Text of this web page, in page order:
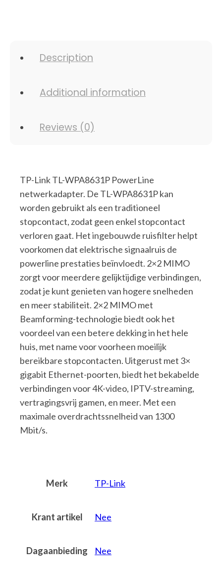
Description
Additional information
Reviews (0)
TP-Link TL-WPA8631P PowerLine
netwerkadapter. De TL-WPA8631P kan
worden gebruikt als een traditioneel
stopcontact, zodat geen enkel stopcontact
verloren gaat. Het ingebouwde ruisfilter helpt
voorkomen dat elektrische signaalruis de
powerline prestaties beïnvloedt. 2×2 MIMO
zorgt voor meerdere gelijktijdige verbindingen,
zodat je kunt genieten van hogere snelheden
en meer stabiliteit. 2×2 MIMO met
Beamforming-technologie biedt ook het
voordeel van een betere dekking in het hele
huis, met name voor voorheen moeilijk
bereikbare stopcontacten. Uitgerust met 3×
gigabit Ethernet-poorten, biedt het bekabelde
verbindingen voor 4K-video, IPTV-streaming,
vertragingsvrij gamen, en meer. Met een
maximale overdrachtssnelheid van 1300
Mbit/s.
Merk TP-Link
Krant artikel Nee
Dagaanbieding Nee